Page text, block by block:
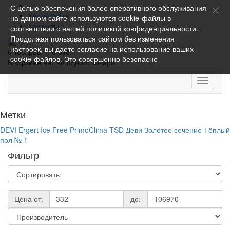
Карта сайта
Контакты
0 товаров — 0 руб.
В корзине нет ни одного товара
Toggle
Метки
DEVI Ergert Ice Free PrimoClima TSD Деви Золотое сечение Тёплый
пол № 1
Фильтр
Цена от: до:
С целью обеспечения более оперативного обслуживания
на данном сайте используются cookie-файлы в
соответствии с нашей политикой конфиденциальности.
Продолжая пользоваться сайтом без изменения
настроек, вы даете согласие на использование ваших
cookie-файлов. Это совершенно безопасно